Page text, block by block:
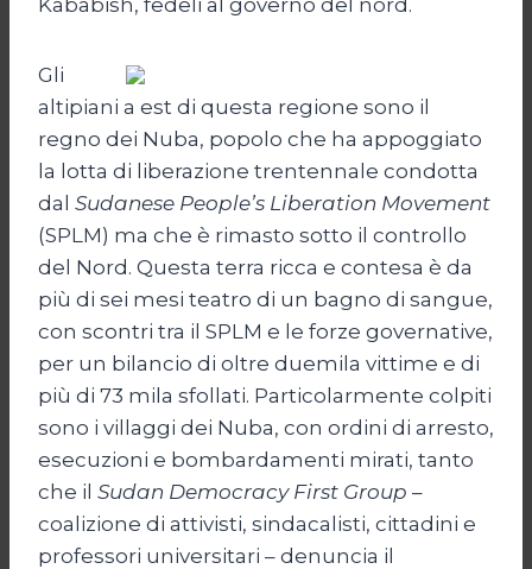
Gli
altipiani a est di questa regione sono il
regno dei Nuba, popolo che ha appoggiato
la lotta di liberazione trentennale condotta
dal Sudanese People’s Liberation Movement
(SPLM) ma che è rimasto sotto il controllo
del Nord. Questa terra ricca e contesa è da
più di sei mesi teatro di un bagno di sangue,
con scontri tra il SPLM e le forze governative,
per un bilancio di oltre duemila vittime e di
più di 73 mila sfollati. Particolarmente colpiti
sono i villaggi dei Nuba, con ordini di arresto,
esecuzioni e bombardamenti mirati, tanto
che il Sudan Democracy First Group –
coalizione di attivisti, sindacalisti, cittadini e
professori universitari – denuncia il